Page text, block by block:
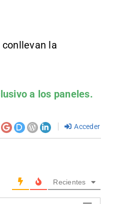
la
a los paneles.
Acceder
Recientes